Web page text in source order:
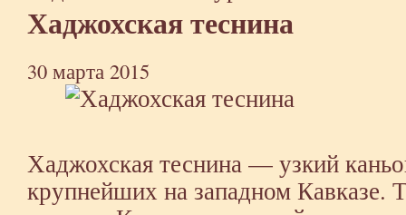
Хаджохская теснина
30 марта 2015
Хаджохская теснина — узкий
крупнейших на западном Кавказе.